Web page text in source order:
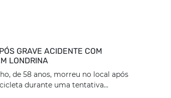
GRAVE ACIDENTE COM
LONDRINA
de 58 anos, morreu no local após
durante uma tentativa...